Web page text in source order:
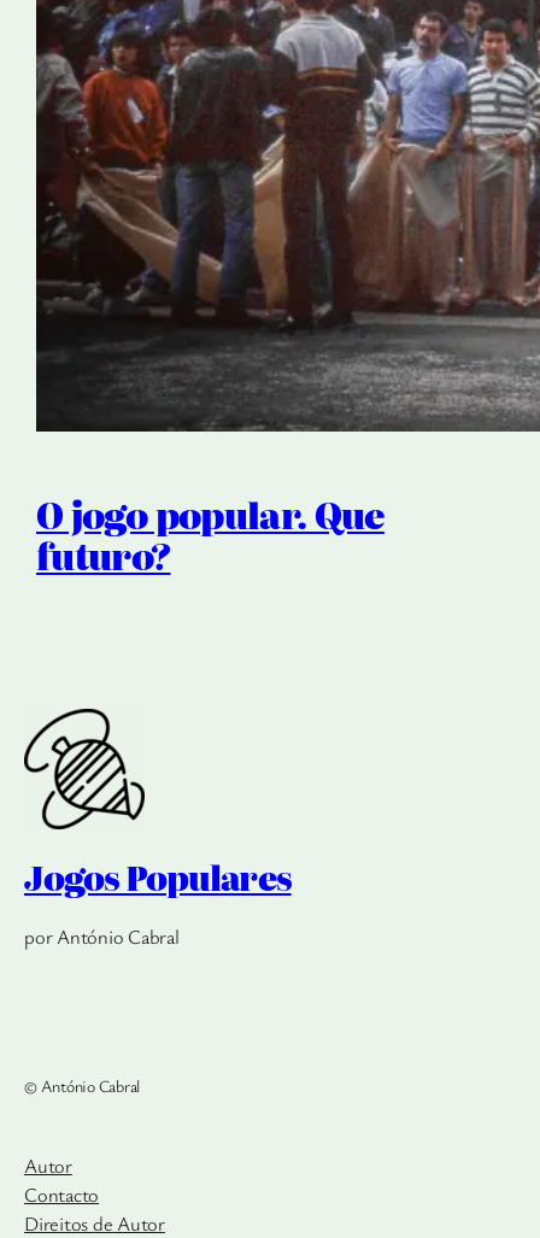
O jogo popular. Que
futuro?
Jogos Populares
por António Cabral
© António Cabral
Autor
Contacto
Direitos de Autor